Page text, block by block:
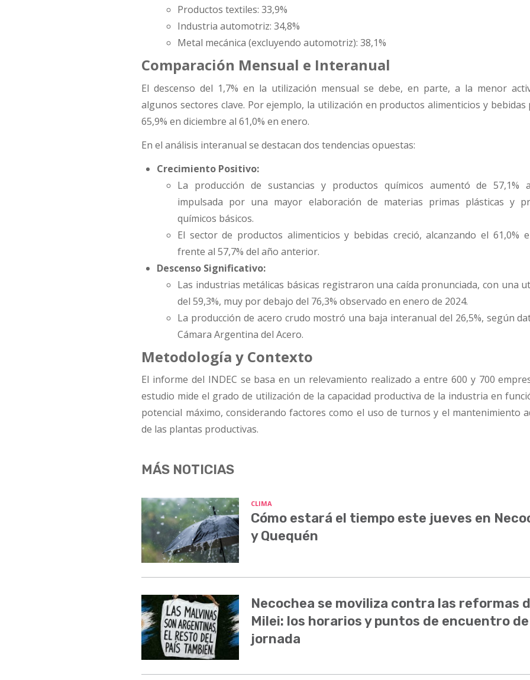
Productos textiles: 33,9%
Industria automotriz: 34,8%
Metal mecánica (excluyendo automotriz): 38,1%
Comparación Mensual e Interanual
El descenso del 1,7% en la utilización mensual se debe, en parte, a la menor
algunos sectores clave. Por ejemplo, la utilización en productos alimenticios y bebidas
65,9% en diciembre al 61,0% en enero.
En el análisis interanual se destacan dos tendencias opuestas:
Crecimiento Positivo:
La producción de sustancias y productos químicos aumentó de 57,1%
impulsada por una mayor elaboración de materias primas plásticas y
químicos básicos.
El sector de productos alimenticios y bebidas creció, alcanzando el 61,0%
frente al 57,7% del año anterior.
Descenso Significativo:
Las industrias metálicas básicas registraron una caída pronunciada, con una
del 59,3%, muy por debajo del 76,3% observado en enero de 2024.
La producción de acero crudo mostró una baja interanual del 26,5%, según
Cámara Argentina del Acero.
Metodología y Contexto
El informe del INDEC se basa en un relevamiento realizado a entre 600 y 700
estudio mide el grado de utilización de la capacidad productiva de la industria en
potencial máximo, considerando factores como el uso de turnos y el mantenimiento
de las plantas productivas.
MÁS NOTICIAS
CLIMA
Cómo estará el tiempo este jueves en
y Quequén
Necochea se moviliza contra las reformas
Milei: los horarios y puntos de encuentro
jornada